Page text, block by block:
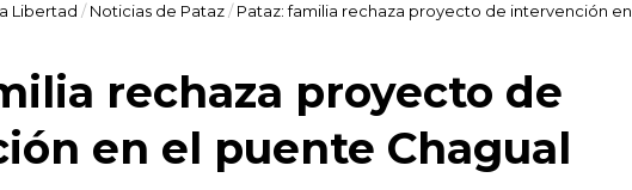
Libertad / Noticias de Pataz/ Pataz: familia rechaza proyecto de intervención en
rechaza proyecto de
en el puente Chagual